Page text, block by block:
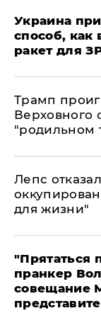
Украина
способ, как
ракет для
Трамп
Верховного
"родильном
Лепс
для жизни"
"Прятаться
пранкер
совещание